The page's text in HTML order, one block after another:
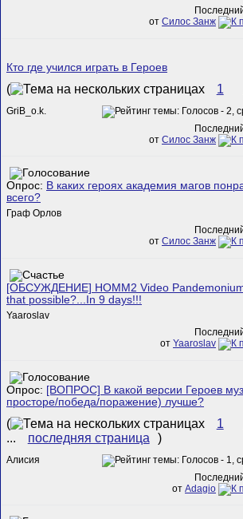
от Силос Занж
Кто где учился играть в Героев
( 1
GriB_o.k.
от Силос Занж
Опрос: В каких героях академия магов
всего?
Граф Орлов
от Силос Занж
[ОБСУЖДЕНИЕ] HOMM2 Video
that possible?...In 9 days!!!
Yaaroslav
от Yaaroslav
Опрос: [ВОПРОС] В какой версии Героев
просторе/победа/поражение) лучше?
( 1
...
последняя страница )
Алисия
от Adagio